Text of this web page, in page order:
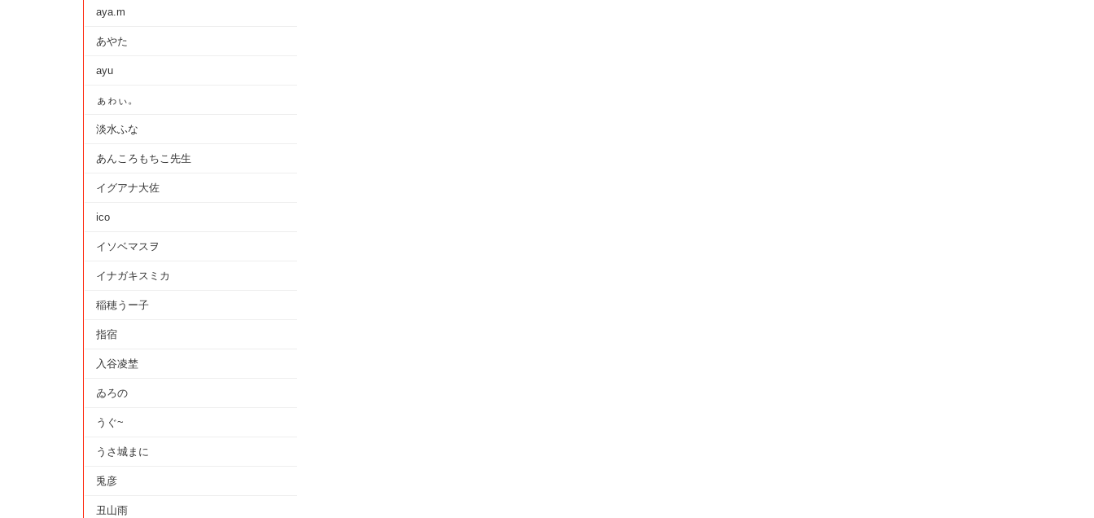
aya.m
あやた
ayu
ぁゎぃ。
淡水ふな
あんころもちこ先生
イグアナ大佐
ico
イソベマスヲ
イナガキスミカ
稲穂うー子
指宿
入谷凌埜
ゐろの
うぐ~
うさ城まに
兎彦
丑山雨